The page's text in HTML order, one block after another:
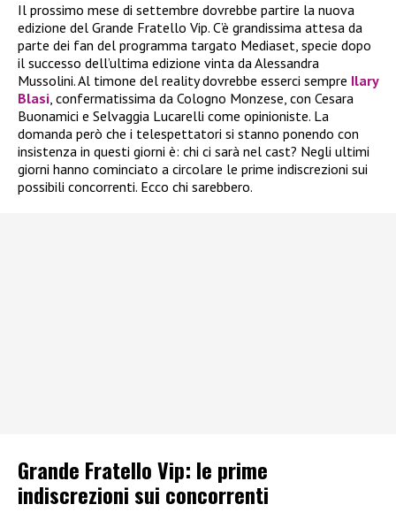
Il prossimo mese di settembre dovrebbe partire la nuova
edizione del Grande Fratello Vip. C’è grandissima attesa da
parte dei fan del programma targato Mediaset, specie dopo
il successo dell’ultima edizione vinta da Alessandra
Mussolini. Al timone del reality dovrebbe esserci sempre Ilary
Blasi, confermatissima da Cologno Monzese, con Cesara
Buonamici e Selvaggia Lucarelli come opinioniste. La
domanda però che i telespettatori si stanno ponendo con
insistenza in questi giorni è: chi ci sarà nel cast? Negli ultimi
giorni hanno cominciato a circolare le prime indiscrezioni sui
possibili concorrenti. Ecco chi sarebbero.
Grande Fratello Vip: le prime
indiscrezioni sui concorrenti